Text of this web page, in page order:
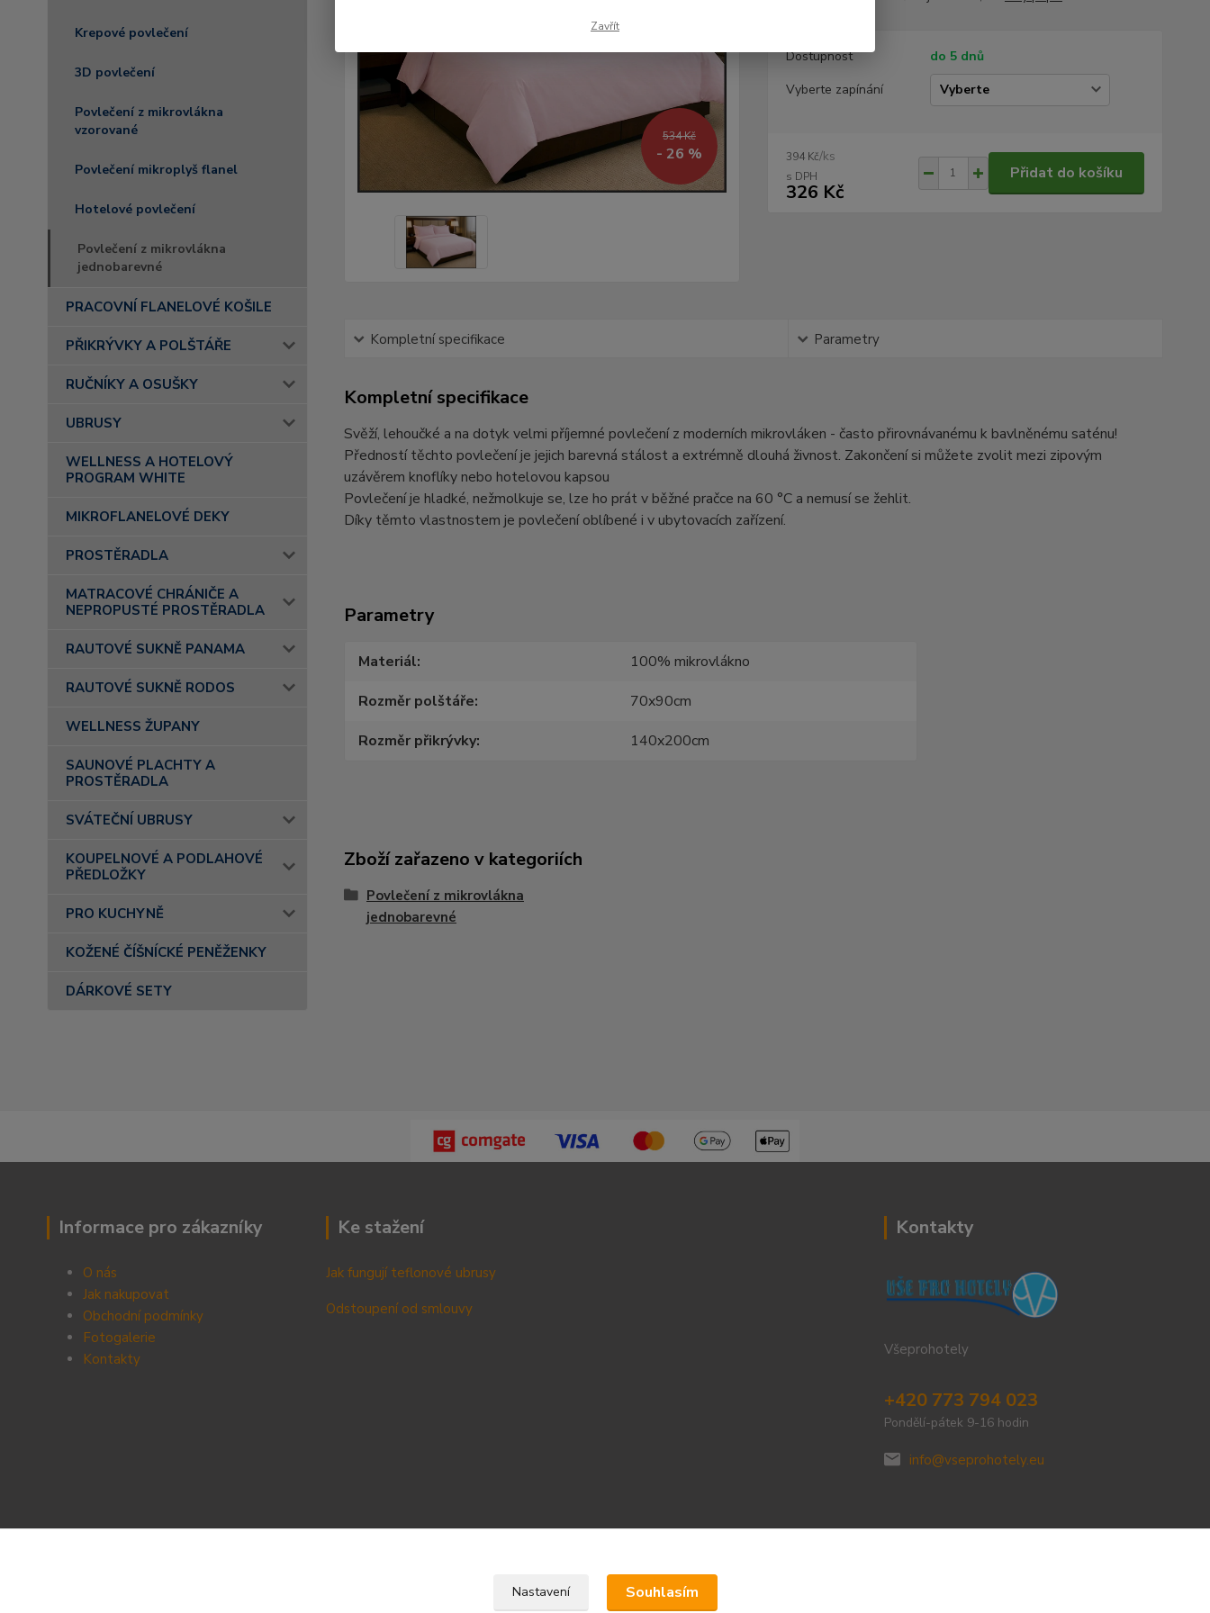
Krepové povlečení
3D povlečení
Povlečení z mikrovlákna
vzorované
Povlečení mikroplyš flanel
Hotelové povlečení
Povlečení z mikrovlákna
jednobarevné
PRACOVNÍ FLANELOVÉ KOŠILE
PŘIKRÝVKY A POLŠTÁŘE
RUČNÍKY A OSUŠKY
UBRUSY
WELLNESS A HOTELOVÝ
PROGRAM WHITE
MIKROFLANELOVÉ DEKY
PROSTĚRADLA
MATRACOVÉ CHRÁNIČE A
NEPROPUSTÉ PROSTĚRADLA
RAUTOVÉ SUKNĚ PANAMA
RAUTOVÉ SUKNĚ RODOS
WELLNESS ŽUPANY
SAUNOVÉ PLACHTY A
PROSTĚRADLA
SVÁTEČNÍ UBRUSY
KOUPELNOVÉ A PODLAHOVÉ
PŘEDLOŽKY
PRO KUCHYNĚ
KOŽENÉ ČÍŠNÍCKÉ PENĚŽENKY
DÁRKOVÉ SETY
534 Kč
- 26 %
Dostupnost
do 5 dnů
Vyberte zapínání
394 Kč/ks
326 Kč
Přidat do košíku
Kompletní specifikace Parametry
Kompletní specifikace
Svěží, lehoučké a na dotyk velmi příjemné povlečení z moderních mikrovláken - často přirovnávanému k bavlněnému saténu!
Předností těchto povlečení je jejich barevná stálost a extrémně dlouhá živnost. Zakončení si můžete zvolit mezi zipovým
uzávěrem knoflíky nebo hotelovou kapsou
Povlečení je hladké, nežmolkuje se, lze ho prát v běžné pračce na 60 °C a nemusí se žehlit.
Díky těmto vlastnostem je povlečení oblíbené i v ubytovacích zařízení.
Parametry
Materiál
100% mikrovlákno
Rozměr polštáře
70x90cm
Rozměr přikrývky
140x200cm
Zboží zařazeno v kategoriích
Povlečení z mikrovlákna
jednobarevné
Informace pro zákazníky
O nás
Jak nakupovat
Obchodní podmínky
Fotogalerie
Kontakty
Ke stažení
Jak fungují teflonové ubrusy
Odstoupení od smlouvy
Kontakty
Všeprohotely
+420 773 794 023
Pondělí-pátek 9-16 hodin
info@vseprohotely.eu
Upravit sběr cookies.
Zavřít
Nastavení Souhlasím